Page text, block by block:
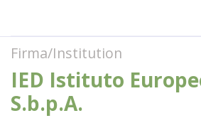
Firma/Institution
IED Istituto
S.b.p.A.